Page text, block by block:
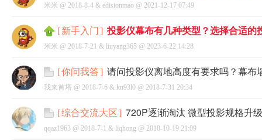
米米 @ 2018-8-4 & edisionmao @ 2021-12-17 07:49
[新手入门 ] 投影仪幕布有几种类型？选择合适的
米米 @ 2018-7-21 & liuyang365 @ 2023-6-22 14:28
[你问我答] 请问投影仪离地高度有要求吗？幕布
我来首塔 @ 2018-7-6 & kn93l0 @ 2018-7-31 20:34
[综合交流大区] 720P逐渐淘汰 微型投影规格升
qqaz1963 @ 2018-7-1 & liqhong @ 2018-10-19 21:09